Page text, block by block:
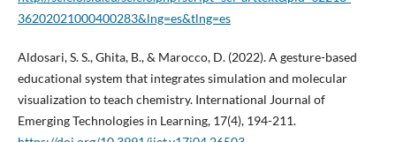
36202021000400283&lng=es&tlng=es
Aldosari, S. S., Ghita, B., & Marocco, D. (2022). A gesture-based
educational system that integrates simulation and molecular
visualization to teach chemistry. International Journal of
Emerging Technologies in Learning, 17(4), 194-211.